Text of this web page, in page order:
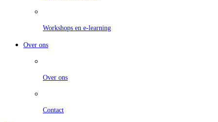
Workshops en e-learning
Over ons
Over ons
Contact